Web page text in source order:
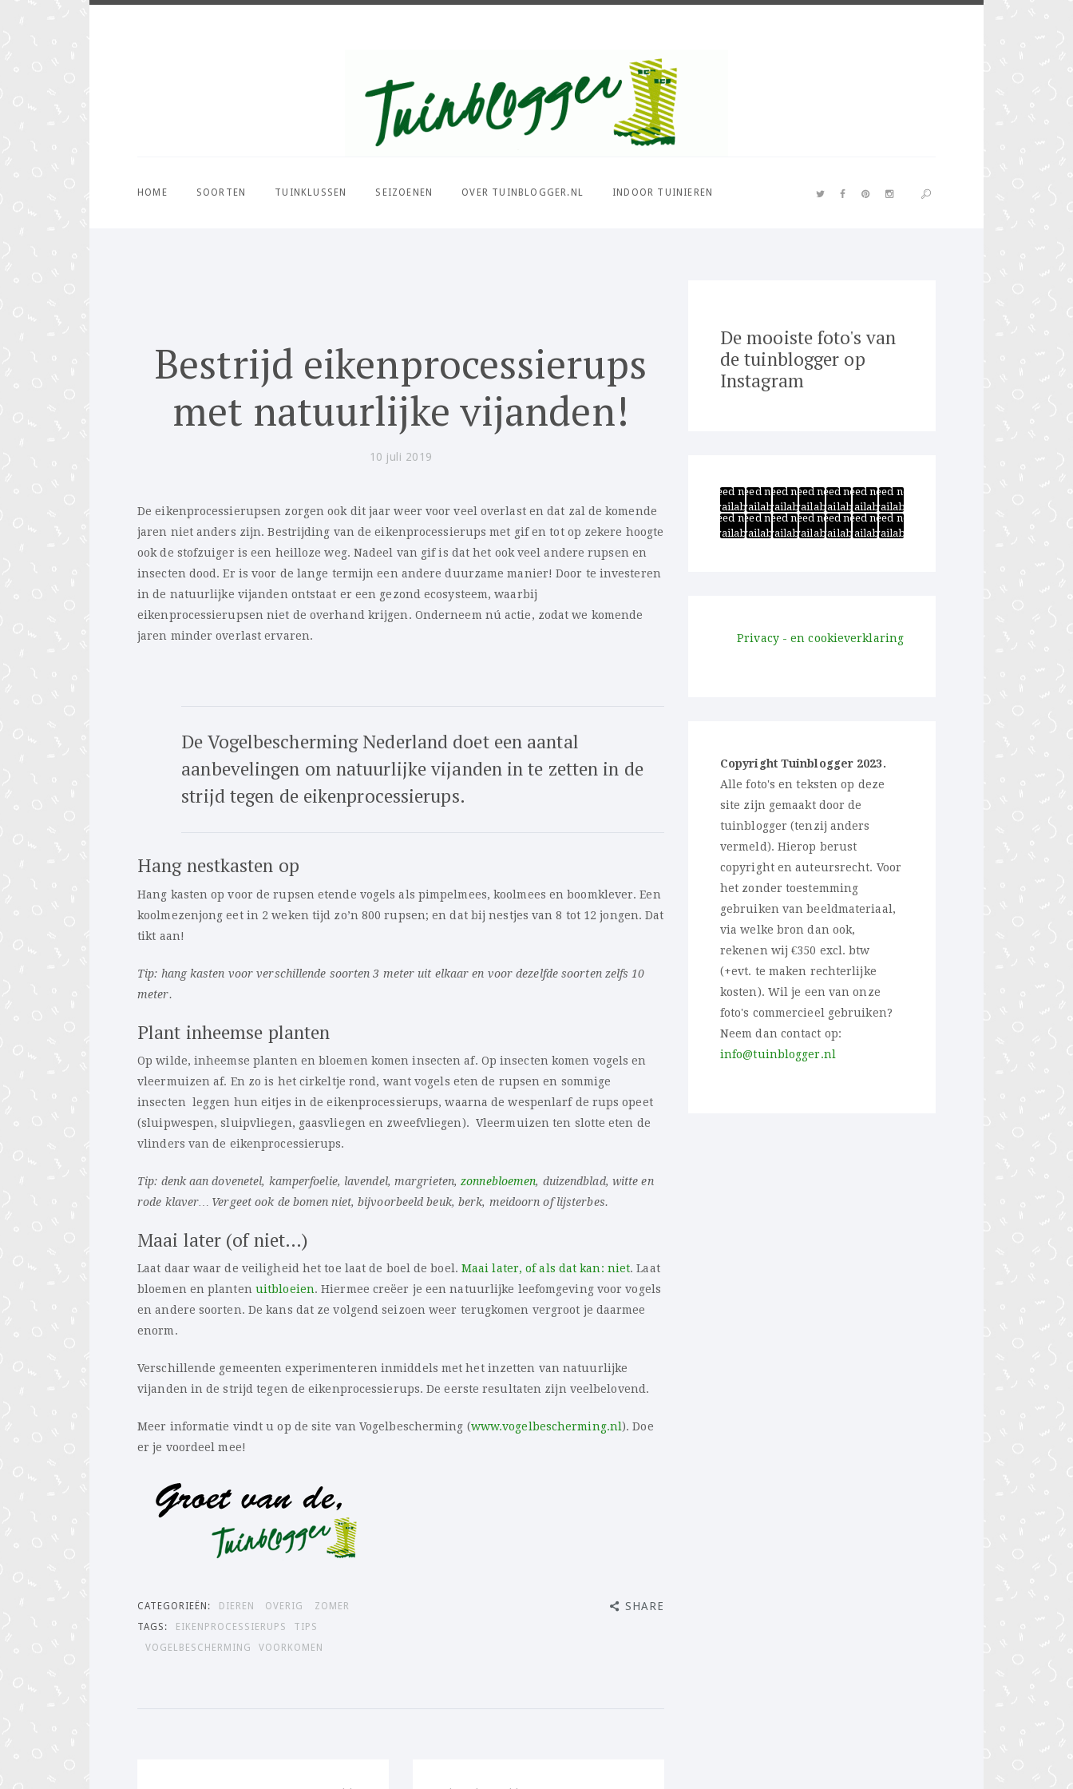
HOME
SOORTEN TUINKLUSSEN SEIZOENEN OVER TUINBLOGGER.NL INDOOR TUINIEREN
PIN IT
Bestrijd eikenprocessierups
met natuurlijke vijanden!
10 juli 2019
De eikenprocessierupsen zorgen ook dit jaar weer voor veel overlast en dat zal de komende
jaren niet anders zijn. Bestrijding van de eikenprocessierups met gif en tot op zekere hoogte
ook de stofzuiger is een heilloze weg. Nadeel van gif is dat het ook veel andere rupsen en
insecten dood. Er is voor de lange termijn een andere duurzame manier! Door te investeren
in de natuurlijke vijanden ontstaat er een gezond ecosysteem, waarbij
eikenprocessierupsen niet de overhand krijgen. Onderneem nú actie, zodat we komende
jaren minder overlast ervaren.
De Vogelbescherming Nederland doet een aantal
aanbevelingen om natuurlijke vijanden in te zetten in de
strijd tegen de eikenprocessierups.
Hang nestkasten op
Hang kasten op voor de rupsen etende vogels als pimpelmees, koolmees en boomklever. Een
koolmezenjong eet in 2 weken tijd zo’n 800 rupsen; en dat bij nestjes van 8 tot 12 jongen. Dat
tikt aan!
Tip: hang kasten voor verschillende soorten 3 meter uit elkaar en voor dezelfde soorten zelfs 10
meter.
Plant inheemse planten
Op wilde, inheemse planten en bloemen komen insecten af. Op insecten komen vogels en
vleermuizen af. En zo is het cirkeltje rond, want vogels eten de rupsen en sommige
insecten leggen hun eitjes in de eikenprocessierups, waarna de wespenlarf de rups opeet
(sluipwespen, sluipvliegen, gaasvliegen en zweefvliegen). Vleermuizen ten slotte eten de
vlinders van de eikenprocessierups.
Tip: denk aan dovenetel, kamperfoelie, lavendel, margrieten,zonnebloemen, duizendblad, witte en
rode klaver… Vergeet ook de bomen niet, bijvoorbeeld beuk, berk, meidoorn of lijsterbes.
Maai later (of niet…)
Laat daar waar de veiligheid het toe laat de boel de boel. Maai later, of als dat kan: niet. Laat
bloemen en planten uitbloeien. Hiermee creëer je een natuurlijke leefomgeving voor vogels
en andere soorten. De kans dat ze volgend seizoen weer terugkomen vergroot je daarmee
enorm.
Verschillende gemeenten experimenteren inmiddels met het inzetten van natuurlijke
vijanden in de strijd tegen de eikenprocessierups. De eerste resultaten zijn veelbelovend.
Meer informatie vindt u op de site van Vogelbescherming (www.vogelbescherming.nl). Doe
er je voordeel mee!
CATEGORIEËN: DIEREN OVERIG
ZOMER
TAGS:
EIKENPROCESSIERUPS
TIPS
VOGELBESCHERMING
VOORKOMEN
SHARE
De mooiste foto's van
de tuinblogger op
Instagram
Feed not
available
Feed not
available
Feed not
available
Feed not
available
Feed not
available
Feed not
available
Feed not
available
Feed not
available
Feed not
available
Feed not
available
Feed not
available
Feed not
available
Feed not
available
Feed not
available
Privacy - en cookieverklaring
Copyright Tuinblogger 2023.
Alle foto's en teksten op deze
site zijn gemaakt door de
tuinblogger (tenzij anders
vermeld). Hierop berust
copyright en auteursrecht. Voor
het zonder toestemming
gebruiken van beeldmateriaal,
via welke bron dan ook,
rekenen wij €350 excl. btw
(+evt. te maken rechterlijke
kosten). Wil je een van onze
foto's commercieel gebruiken?
Neem dan contact op:
info@tuinblogger.nl